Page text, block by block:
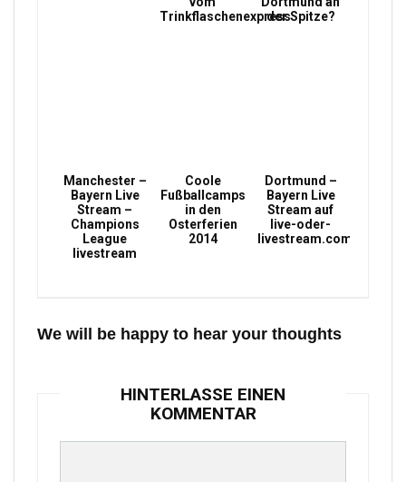
Trinkflaschenexpressder Spitze?
Manchester –
Bayern Live
Stream –
Champions
League
livestream
Coole
Fußballcamps
in den
Osterferien
2014
Dortmund –
Bayern Live
Stream auf
live-oder-
livestream.com
We will be happy to hear your thoughts
HINTERLASSE EINEN
KOMMENTAR